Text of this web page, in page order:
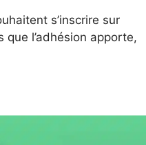
s’inscrire sur
l’adhésion apporte,